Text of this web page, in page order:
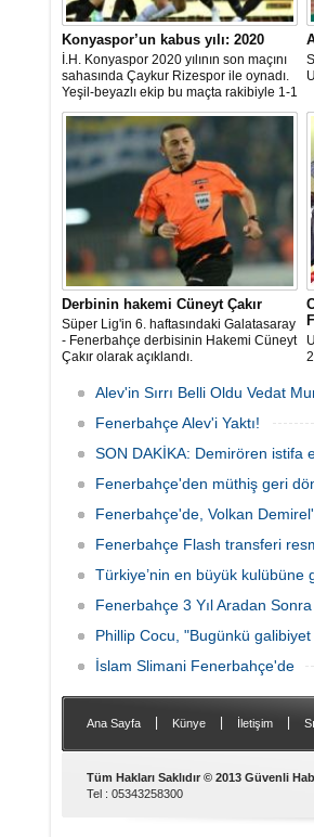
Konyaspor’un kabus yılı: 2020
İ.H. Konyaspor 2020 yılının son maçını
sahasında Çaykur Rizespor ile oynadı.
Yeşil-beyazlı ekip bu maçta rakibiyle 1-1
berabere kaldı. Konyaspor için 2020
sıkıntılarla ve kaosla geçen bir yıl oldu
Derbinin hakemi Cüneyt Çakır
Süper Lig'in 6. haftasındaki Galatasaray
- Fenerbahçe derbisinin Hakemi Cüneyt
Çakır olarak açıklandı.
Alev'in Sırrı Belli Oldu Vedat
Fenerbahçe Alev'i Yaktı!
SON DAKİKA: Demirören istifa
Fenerbahçe'den müthiş geri
Fenerbahçe'de, Volkan
Fenerbahçe Flash transferi
Türkiye’nin en büyük kulübüne
Fenerbahçe 3 Yıl Aradan
Phillip Cocu, "Bugünkü
İslam Slimani Fenerbahçe'de
Ana Sayfa Künye İletişim
Tüm Hakları Saklıdır © 2013 Güvenli
Tel : 05343258300